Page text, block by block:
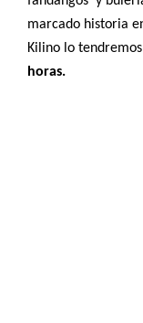
marcado historia
Kilino lo
horas.